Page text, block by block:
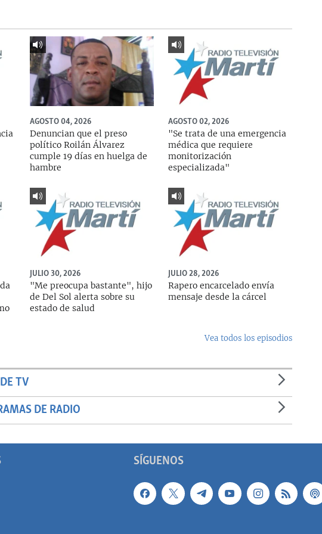
AGOSTO 04, 2026
Denuncian que el preso
político Roilán Álvarez
cumple 19 días en huelga de
hambre
AGOSTO 02, 2026
"Se trata de una emergencia
médica que requiere
monitorización
especializada"
JULIO 30, 2026
"Me preocupa bastante", hijo
de Del Sol alerta sobre su
estado de salud
JULIO 28, 2026
Rapero encarcelado envía
mensaje desde la cárcel
Vea todos los episodios
TV
DE RADIO
SÍGUENOS